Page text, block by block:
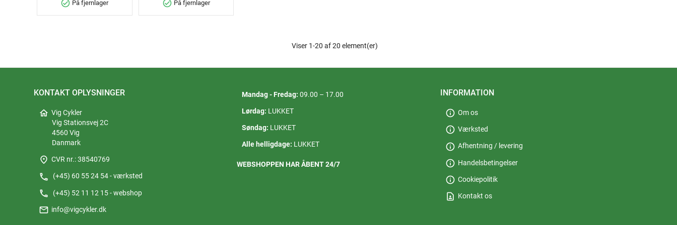
check_circle På fjernlager check_circle På fjernlager
Viser 1-20 af 20 element(er)
KONTAKT OPLYSNINGER
home Vig Cykler
Vig Stationsvej 2C
4560 Vig
Danmark
place CVR nr.: 38540769
phone (+45) 60 55 24 54 - værksted
phone (+45) 52 11 12 15 - webshop
mail info@vigcykler.dk
Mandag - Fredag: 09.00 – 17.00
Lørdag: LUKKET
Søndag: LUKKET
Alle helligdage: LUKKET
WEBSHOPPEN HAR ÅBENT 24/7
INFORMATION
info Om os
info Værksted
info Afhentning / levering
info Handelsbetingelser
info Cookiepolitik
contact_page Kontakt os